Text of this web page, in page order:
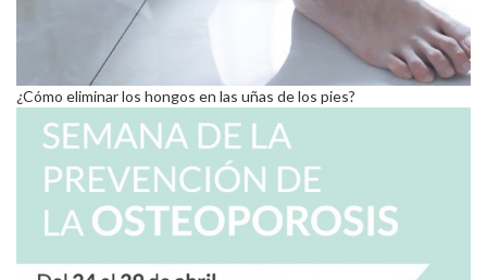
¿Cómo eliminar los hongos en las uñas de los pies?